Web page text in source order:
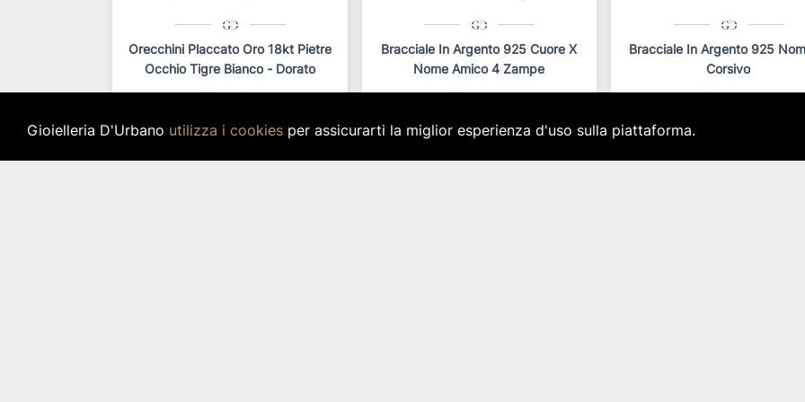
Orecchini Placcato Oro 18kt Pietre
Occhio Tigre Bianco - Dorato
Blind Lab
Bracciale In Argento 925 Cuore X
Nome Amico 4 Zampe
Blind Lab
star_border
Bracciale In Argento 925
Corsivo
Blind Lab
Gioielleria D'Urbano utilizza i cookiesper assicurarti la miglior esperienza d'uso sulla piattaforma.